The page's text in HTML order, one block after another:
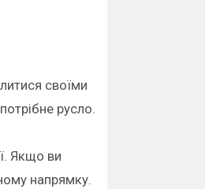
своїми
русло.
Якщо ви
напрямку.